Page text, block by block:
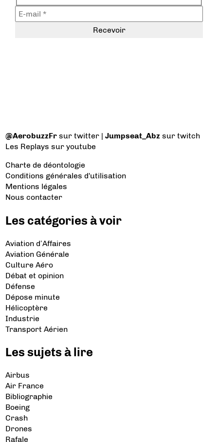
@AerobuzzFr sur twitter |Jumpseat_Abz sur twitch
Les Replays sur youtube
Charte de déontologie
Conditions générales d'utilisation
Mentions légales
Nous contacter
Les catégories à voir
Aviation d’Affaires
Aviation Générale
Culture Aéro
Débat et opinion
Défense
Dépose minute
Hélicoptère
Industrie
Transport Aérien
Les sujets à lire
Airbus
Air France
Bibliographie
Boeing
Crash
Drones
Rafale